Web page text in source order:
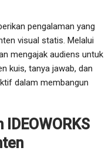
pengalaman yang
visual statis. Melalui
mengajak audiens untuk
kuis, tanya jawab, dan
dalam membangun